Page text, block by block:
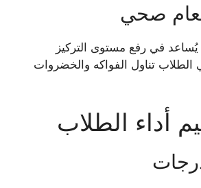
يُساعد في رفع مستوى التركيز
تناول الفواكه والخضروات
أداء الطلاب